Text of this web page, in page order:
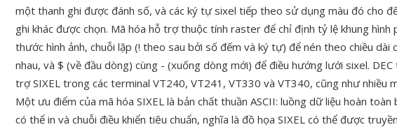
một thanh ghi được đánh số, và các ký tự sixel tiếp theo sử dụng màu đó cho
ghi khác được chọn. Mã hóa hỗ trợ thuộc tính raster để chỉ định tỷ lệ khung hình
thước hình ảnh, chuỗi lặp (! theo sau bởi số đếm và ký tự) để nén theo chiều dài
nhau, và $ (về đầu dòng) cùng - (xuống dòng mới) để điều hướng lưới sixel. DEC
trợ SIXEL trong các terminal VT240, VT241, VT330 và VT340, cũng như nhiều
Một ưu điểm của mã hóa SIXEL là bản chất thuần ASCII: luồng dữ liệu hoàn
có thể in và chuỗi điều khiển tiêu chuẩn, nghĩa là đồ họa SIXEL có thể được